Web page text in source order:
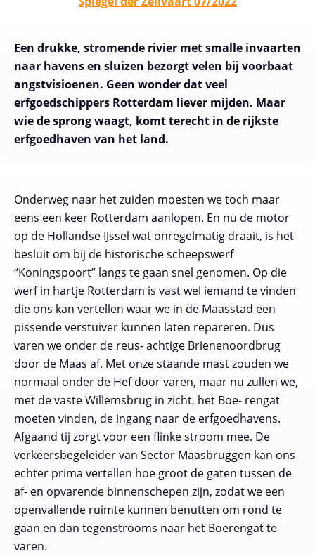
Een drukke, stromende rivier met smalle invaarten
naar havens en sluizen bezorgt velen bij voorbaat
angstvisioenen. Geen wonder dat veel
erfgoedschippers Rotterdam liever mijden. Maar
wie de sprong waagt, komt terecht in de rijkste
erfgoedhaven van het land.
Onderweg naar het zuiden moesten we toch maar
eens een keer Rotterdam aanlopen. En nu de motor
op de Hollandse IJssel wat onregelmatig draait, is het
besluit om bij de historische scheepswerf
“Koningspoort” langs te gaan snel genomen. Op die
werf in hartje Rotterdam is vast wel iemand te vinden
die ons kan vertellen waar we in de Maasstad een
pissende verstuiver kunnen laten repareren. Dus
varen we onder de reus- achtige Brienenoordbrug
door de Maas af. Met onze staande mast zouden we
normaal onder de Hef door varen, maar nu zullen we,
met de vaste Willemsbrug in zicht, het Boe- rengat
moeten vinden, de ingang naar de erfgoedhavens.
Afgaand tij zorgt voor een flinke stroom mee. De
verkeersbegeleider van Sector Maasbruggen kan ons
echter prima vertellen hoe groot de gaten tussen de
af- en opvarende binnenschepen zijn, zodat we een
openvallende ruimte kunnen benutten om rond te
gaan en dan tegenstrooms naar het Boerengat te
varen.